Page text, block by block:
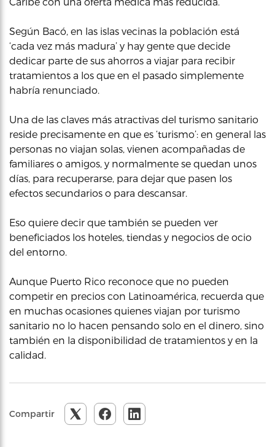
Según Bacó, en las islas vecinas la población está
‘cada vez más madura’ y hay gente que decide
dedicar parte de sus ahorros a viajar para recibir
tratamientos a los que en el pasado simplemente
habría renunciado.
Una de las claves más atractivas del turismo sanitario
reside precisamente en que es ‘turismo’: en general las
personas no viajan solas, vienen acompañadas de
familiares o amigos, y normalmente se quedan unos
días, para recuperarse, para dejar que pasen los
efectos secundarios o para descansar.
Eso quiere decir que también se pueden ver
beneficiados los hoteles, tiendas y negocios de ocio
del entorno.
Aunque Puerto Rico reconoce que no pueden
competir en precios con Latinoamérica, recuerda que
en muchas ocasiones quienes viajan por turismo
sanitario no lo hacen pensando solo en el dinero, sino
también en la disponibilidad de tratamientos y en la
calidad.
Compartir